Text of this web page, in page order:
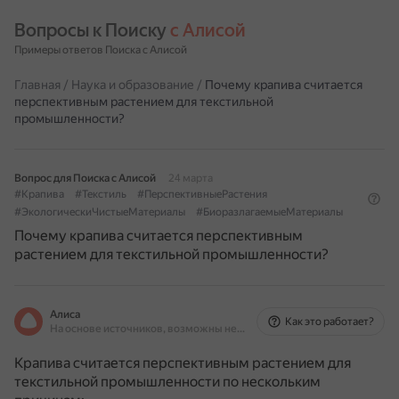
Вопросы к Поиску с Алисой
Примеры ответов Поиска с Алисой
Главная / Наука и образование / Почему крапива считается
перспективным растением для текстильной
промышленности?
Вопрос для Поиска с Алисой
24 марта
#Крапива
#Текстиль
#ПерспективныеРастения
#ЭкологическиЧистыеМатериалы
#БиоразлагаемыеМатериалы
Почему крапива считается перспективным
растением для текстильной промышленности?
Алиса
На основе источников, возможны неточности
Как это работает?
Крапива считается перспективным растением для
текстильной промышленности по нескольким